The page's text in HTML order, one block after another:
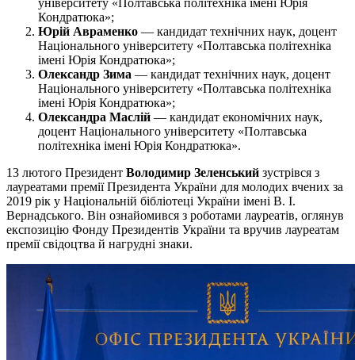
Кондратюка»;
Юрій Авраменко — кандидат технічних наук, доцент
Національного університету «Полтавська політехніка
імені Юрія Кондратюка»;
Олександр Зима — кандидат технічних наук, доцент
Національного університету «Полтавська політехніка
імені Юрія Кондратюка»;
Олександра Маслій — кандидат економічних наук,
доцент Національного університету «Полтавська
політехніка імені Юрія Кондратюка».
13 лютого Президент Володимир Зеленський зустрівся з
лауреатами премії Президента України для молодих вчених за
2019 рік у Національній бібліотеці України імені В. І.
Вернадського. Він ознайомився з роботами лауреатів, оглянув
експозицію Фонду Президентів України та вручив лауреатам
премії свідоцтва й нагрудні знаки.